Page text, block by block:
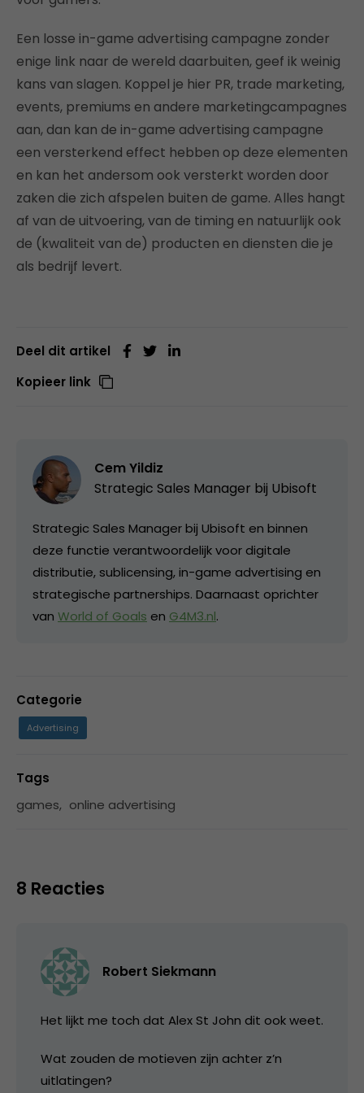
Een losse in-game advertising campagne zonder
enige link naar de wereld daarbuiten, geef ik weinig
kans van slagen. Koppel je hier PR, trade marketing,
events, premiums en andere marketingcampagnes
aan, dan kan de in-game advertising campagne
een versterkend effect hebben op deze elementen
en kan het andersom ook versterkt worden door
zaken die zich afspelen buiten de game. Alles hangt
af van de uitvoering, van de timing en natuurlijk ook
de (kwaliteit van de) producten en diensten die je
als bedrijf levert.
Deel dit artikel
Kopieer link
Cem Yildiz
Strategic Sales Manager bij Ubisoft
Strategic Sales Manager bij Ubisoft en binnen
deze functie verantwoordelijk voor digitale
distributie, sublicensing, in-game advertising en
strategische partnerships. Daarnaast oprichter
van World of Goals en G4M3.nl.
Categorie
Advertising
Tags
games, online advertising
8 Reacties
Robert Siekmann
Het lijkt me toch dat Alex St John dit ook weet.
Wat zouden de motieven zijn achter z’n
uitlatingen?